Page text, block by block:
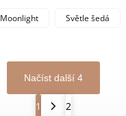
Moonlight Světle šedá
Načíst další 4
1 2